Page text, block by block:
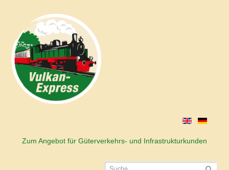
Zum Angebot für Güterverkehrs- und Infrastrukturkunden